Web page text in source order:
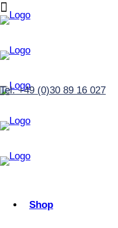
Tel. +49 (0)30 89 16 027
Shop